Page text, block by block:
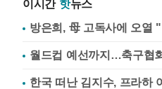
이시간 핫뉴스
방은희, 母 고독사에 오열
월드컵 예선까지…축구협
한국 떠난 김지수, 프라하